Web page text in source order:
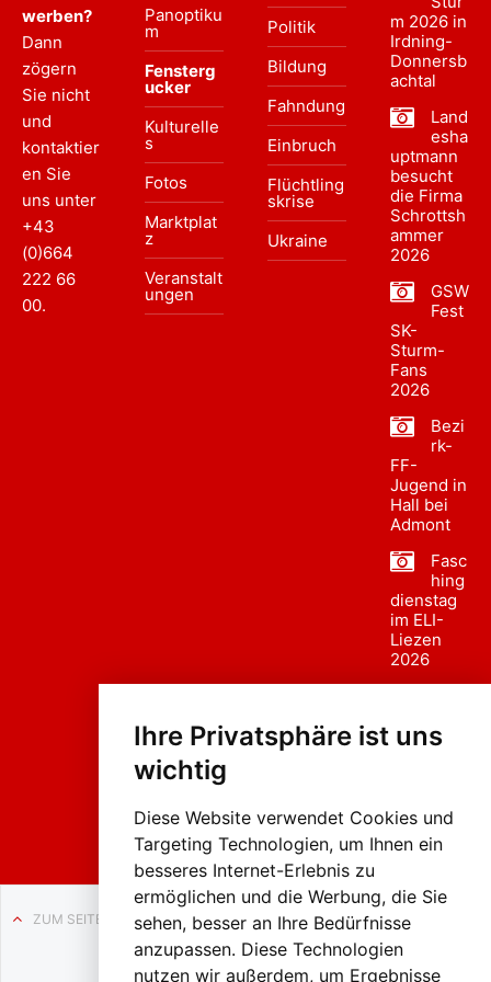
Ihre Privatsphäre ist uns
wichtig
Diese Website verwendet Cookies und
Targeting Technologien, um Ihnen ein
besseres Internet-Erlebnis zu
ermöglichen und die Werbung, die Sie
sehen, besser an Ihre Bedürfnisse
anzupassen. Diese Technologien
nutzen wir außerdem, um Ergebnisse
werben?
Dann
zögern
Sie nicht
und
kontaktier
en Sie
uns unter
+43
(0)664
222 66
00.
Panoptiku
m
Fensterg
ucker
Kulturelle
s
Fotos
Marktplat
z
Veranstalt
ungen
Politik
Bildung
Fahndung
Einbruch
Flüchtling
skrise
Ukraine
m 2026 in
Irdning-
Donnersb
achtal
Land
esha
uptmann
besucht
die Firma
Schrottsh
ammer
2026
GSW
Fest
SK-
Sturm-
Fans
2026
Bezi
rk-
FF-
Jugend in
Hall bei
Admont
Fasc
hing
dienstag
im ELI-
Liezen
2026
sumzug
Liezen
ZUM SEITENANFANG
Auf BLO24.at werben?